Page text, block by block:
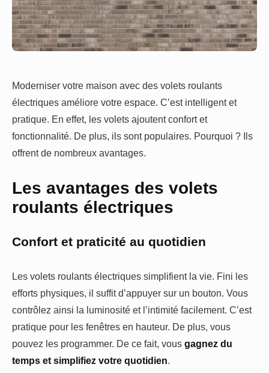
Moderniser votre maison avec des volets roulants
électriques améliore votre espace. C’est intelligent et
pratique. En effet, les volets ajoutent confort et
fonctionnalité. De plus, ils sont populaires. Pourquoi ? Ils
offrent de nombreux avantages.
Les avantages des volets
roulants électriques
Confort et praticité au quotidien
Les volets roulants électriques simplifient la vie. Fini les
efforts physiques, il suffit d’appuyer sur un bouton. Vous
contrôlez ainsi la luminosité et l’intimité facilement. C’est
pratique pour les fenêtres en hauteur. De plus, vous
pouvez les programmer. De ce fait, vous gagnez du
temps et simplifiez votre quotidien.